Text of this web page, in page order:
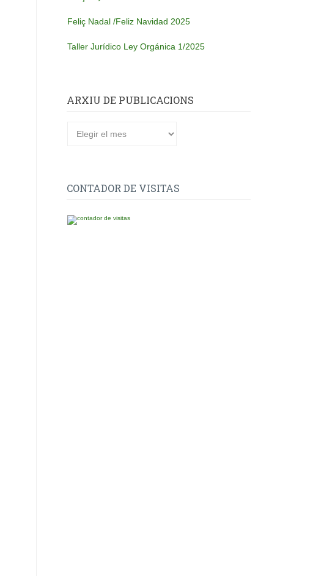
Feliç Nadal /Feliz Navidad 2025
Taller Jurídico Ley Orgánica 1/2025
ARXIU DE PUBLICACIONS
CONTADOR DE VISITAS